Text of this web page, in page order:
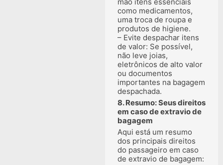
como medicamentos,
uma troca de roupa e
produtos de higiene.
– Evite despachar itens
de valor: Se possível,
não leve joias,
eletrônicos de alto valor
ou documentos
importantes na bagagem
despachada.
8. Resumo: Seus direitos
em caso de extravio de
bagagem
Aqui está um resumo
dos principais direitos
do passageiro em caso
de extravio de bagagem: